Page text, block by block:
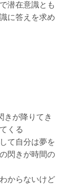
潜在意識とも
に答えを求め
きが降りてき
くる
て自分は夢を
閃きが時間の
からないけど